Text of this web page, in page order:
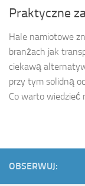
Praktyczne
Hale namiotowe
branżach jak
ciekawą
przy tym solidną
Co warto wiedzieć
OBSERWUJ: